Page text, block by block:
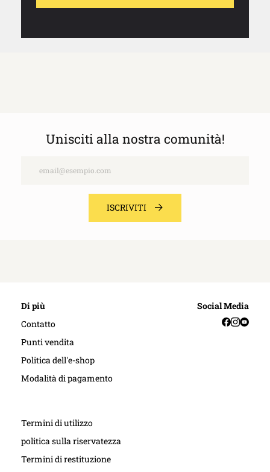
Unisciti alla nostra comunità!
ISCRIVITI
Di più
Contatto
Punti vendita
Politica dell'e-shop
Modalità di pagamento
Termini di utilizzo
politica sulla riservatezza
Termini di restituzione
Social Media
Facebook